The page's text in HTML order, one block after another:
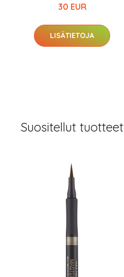
30 EUR
LISÄTIETOJA
Suositellut tuotteet